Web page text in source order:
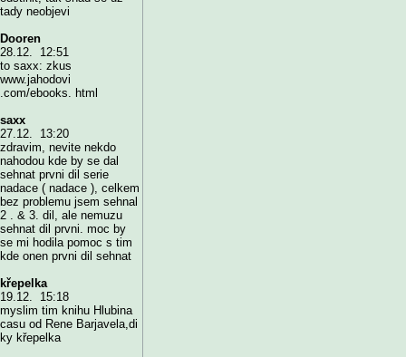
tady neobjevi
Dooren
28.12. 12:51
to saxx: zkus
www.jahodovi
.com/ebooks. html
saxx
27.12. 13:20
zdravim, nevite nekdo
nahodou kde by se dal
sehnat prvni dil serie
nadace ( nadace ), celkem
bez problemu jsem sehnal
2 . & 3. dil, ale nemuzu
sehnat dil prvni. moc by
se mi hodila pomoc s tim
kde onen prvni dil sehnat
křepelka
19.12. 15:18
myslim tim knihu Hlubina
casu od Rene Barjavela,di
ky křepelka